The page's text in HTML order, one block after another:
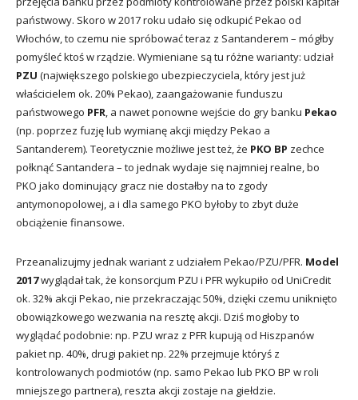
państwowy. Skoro w 2017 roku udało się odkupić Pekao od
Włochów, to czemu nie spróbować teraz z Santanderem – mógłby
pomyśleć ktoś w rządzie. Wymieniane są tu różne warianty: udział
PZU (największego polskiego ubezpieczyciela, który jest już
właścicielem ok. 20% Pekao), zaangażowanie funduszu
państwowego PFR, a nawet ponowne wejście do gry banku Pekao
(np. poprzez fuzję lub wymianę akcji między Pekao a
Santanderem). Teoretycznie możliwe jest też, że PKO BP zechce
połknąć Santandera – to jednak wydaje się najmniej realne, bo
PKO jako dominujący gracz nie dostałby na to zgody
antymonopolowej, a i dla samego PKO byłoby to zbyt duże
obciążenie finansowe.
Przeanalizujmy jednak wariant z udziałem Pekao/PZU/PFR. Model
2017wyglądał tak, że konsorcjum PZU i PFR wykupiło od UniCredit
ok. 32% akcji Pekao, nie przekraczając 50%, dzięki czemu uniknięto
obowiązkowego wezwania na resztę akcji. Dziś mogłoby to
wyglądać podobnie: np. PZU wraz z PFR kupują od Hiszpanów
pakiet np. 40%, drugi pakiet np. 22% przejmuje któryś z
kontrolowanych podmiotów (np. samo Pekao lub PKO BP w roli
mniejszego partnera), reszta akcji zostaje na giełdzie.